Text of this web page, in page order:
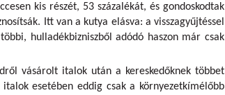
kis részét, 53 százalékát, és gondoskodtak
Itt van a kutya elásva: a visszagyűjtéssel
hulladékbizniszből adódó haszon már csak
vásárolt italok után a kereskedőknek többet
esetében eddig csak a környezetkímélőbb